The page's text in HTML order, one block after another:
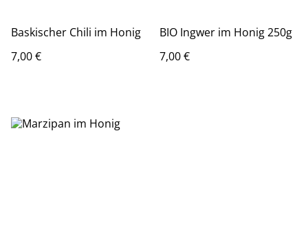
Baskischer Chili im Honig
7,00 €
BIO Ingwer im Honig 250g
7,00 €